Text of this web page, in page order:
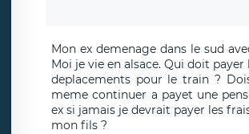
Mon ex demenage dans le sud
Moi je vie en alsace. Qui doit payer
deplacements pour le train ?
meme continuer a payet une
ex si jamais je devrait payer les
mon fils ?